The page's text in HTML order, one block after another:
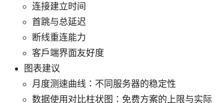
连接建立时间
首跳与总延迟
断线重连能力
客户端界面友好度
图表建议
月度测速曲线：不同服务器的稳定性
数据使用对比柱状图：免费方案的上限与实际